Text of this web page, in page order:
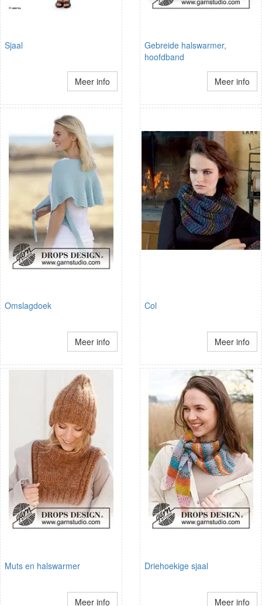
Sjaal
Meer info
Gebreide halswarmer,
hoofdband
Meer info
Omslagdoek
Meer info
Col
Meer info
Muts en halswarmer
Meer info
Driehoekige sjaal
Meer info